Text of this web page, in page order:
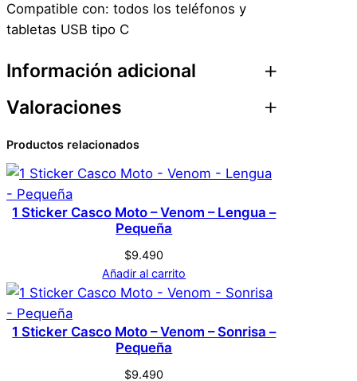
Compatible con: todos los teléfonos y
tabletas USB tipo C
Información adicional
Atributos
Dimensiones
Blanco
Tamaño S
Valoraciones
0 valoraciones en
Adaptador Usb 3.0 A
Tipo C Para Celulares
Y Notebooks
No hay valoraciones aún. Solo los usuarios
registrados que hayan comprado este
producto pueden hacer una valoración.
Productos relacionados
1 Sticker Casco Moto – Venom – Lengua –
Pequeña
$9.490
Añadir al carrito
1 Sticker Casco Moto – Venom – Sonrisa –
Pequeña
$9.490